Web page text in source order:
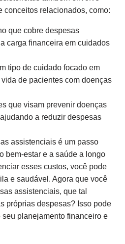
conceitos relacionados, como:
que cobre despesas
carga financeira em cuidados
tipo de cuidado focado em
de pacientes com doenças
que visam prevenir doenças
a reduzir despesas
assistenciais é um passo
bem-estar e a saúde a longo
esses custos, você pode
e saudável. Agora que você
assistenciais, que tal
próprias despesas? Isso pode
planejamento financeiro e